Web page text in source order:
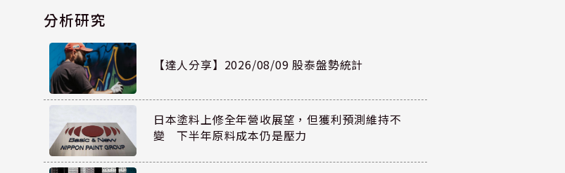
分析研究
【達人分享】2026/08/09 股泰盤勢統計
日本塗料上修全年營收展望，但獲利預測維持不
變 下半年原料成本仍是壓力